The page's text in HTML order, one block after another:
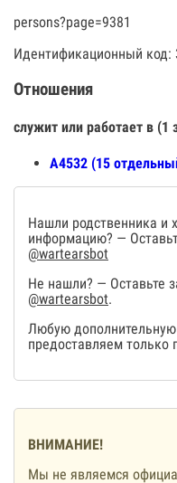
persons?page=9381
Идентификационный код:
Отношения
служит или работает в (1
А4532 (15
Нашли родственника и
информацию? —
@wartearsbot
Не нашли? — Оставьте
@wartearsbot.
Любую
предоставляем только
ВНИМАНИЕ!
Мы не являемся